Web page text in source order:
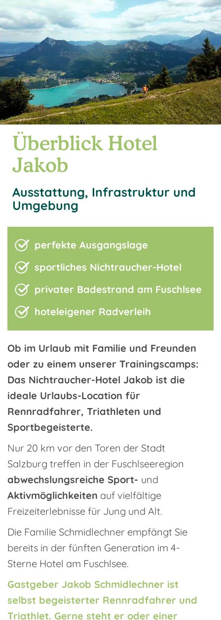
Überblick Hotel
Jakob
Ausstattung, Infrastruktur und
Umgebung
perfekte Ausgangslage
sportliches Nichtraucher-Hotel
privater Badestrand am Fuschlsee
hoteleigener Radverleih
Ob im Urlaub mit Familie und Freunden
oder zu einem unserer Trainingscamps:
Das Nichtraucher-Hotel Jakob ist die
ideale Urlaubs-Location für
Rennradfahrer, Triathleten und
Sportbegeisterte.
Nur 20 km vor den Toren der Stadt
Salzburg treffen in der Fuschlseeregion
abwechslungsreiche Sport- und
Aktivmöglichkeiten auf vielfältige
Freizeiterlebnisse für Jung und Alt.
Die Familie Schmidlechner empfängt Sie
bereits in der fünften Generation im 4-
Sterne Hotel am Fuschlsee.
Gastgeber Jakob Schmidlechner ist
selbst begeisterter Rennradfahrer und
Triathlet. Gerne steht er oder einer